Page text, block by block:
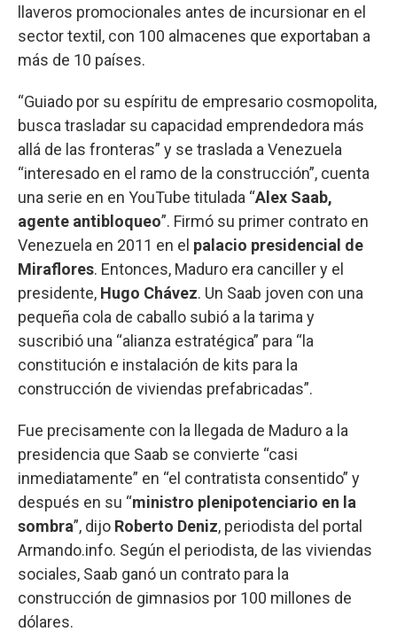
llaveros promocionales antes de incursionar en el
sector textil, con 100 almacenes que exportaban a
más de 10 países.
“Guiado por su espíritu de empresario cosmopolita,
busca trasladar su capacidad emprendedora más
allá de las fronteras” y se traslada a Venezuela
“interesado en el ramo de la construcción”, cuenta
una serie en en YouTube titulada “Alex Saab,
agente antibloqueo”. Firmó su primer contrato en
Venezuela en 2011 en el palacio presidencial de
Miraflores. Entonces, Maduro era canciller y el
presidente, Hugo Chávez. Un Saab joven con una
pequeña cola de caballo subió a la tarima y
suscribió una “alianza estratégica” para “la
constitución e instalación de kits para la
construcción de viviendas prefabricadas”.
Fue precisamente con la llegada de Maduro a la
presidencia que Saab se convierte “casi
inmediatamente” en “el contratista consentido” y
después en su “ministro plenipotenciario en la
sombra”, dijo Roberto Deniz, periodista del portal
Armando.info. Según el periodista, de las viviendas
sociales, Saab ganó un contrato para la
construcción de gimnasios por 100 millones de
dólares.